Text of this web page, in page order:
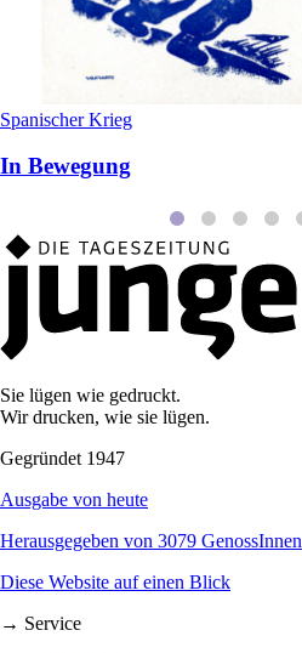
Spanischer Krieg
In Bewegung
Sie lügen wie gedruckt.
Wir drucken, wie sie lügen.
Gegründet 1947
Ausgabe von heute
Herausgegeben von 3079 GenossInnen
Diese Website auf einen Blick
→ Service